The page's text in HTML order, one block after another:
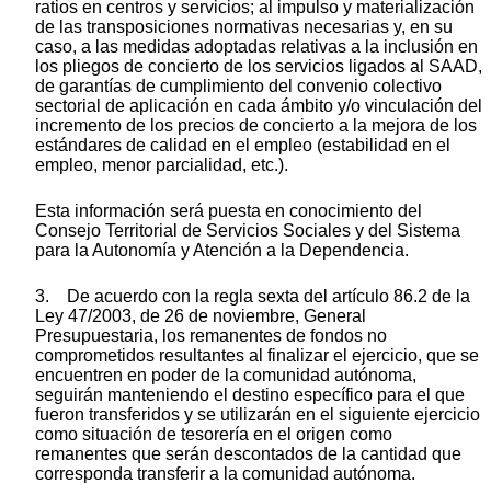
ratios en centros y servicios; al impulso y materialización
de las transposiciones normativas necesarias y, en su
caso, a las medidas adoptadas relativas a la inclusión en
los pliegos de concierto de los servicios ligados al SAAD,
de garantías de cumplimiento del convenio colectivo
sectorial de aplicación en cada ámbito y/o vinculación del
incremento de los precios de concierto a la mejora de los
estándares de calidad en el empleo (estabilidad en el
empleo, menor parcialidad, etc.).
Esta información será puesta en conocimiento del
Consejo Territorial de Servicios Sociales y del Sistema
para la Autonomía y Atención a la Dependencia.
3. De acuerdo con la regla sexta del artículo 86.2 de la
Ley 47/2003, de 26 de noviembre, General
Presupuestaria, los remanentes de fondos no
comprometidos resultantes al finalizar el ejercicio, que se
encuentren en poder de la comunidad autónoma,
seguirán manteniendo el destino específico para el que
fueron transferidos y se utilizarán en el siguiente ejercicio
como situación de tesorería en el origen como
remanentes que serán descontados de la cantidad que
corresponda transferir a la comunidad autónoma.